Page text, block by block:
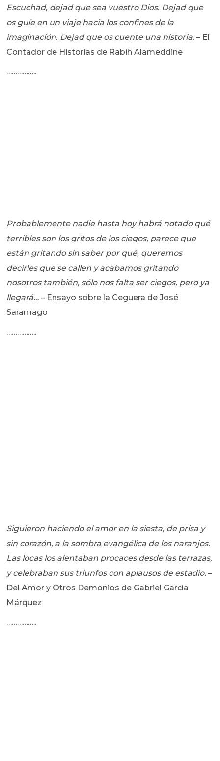
Escuchad, dejad que sea vuestro Dios. Dejad que
os guíe en un viaje hacia los confines de la
imaginación. Dejad que os cuente una historia. – El
Contador de Historias de Rabih Alameddine
……………..
Probablemente nadie hasta hoy habrá notado qué
terribles son los gritos de los ciegos, parece que
están gritando sin saber por qué, queremos
decirles que se callen y acabamos gritando
nosotros también, sólo nos falta ser ciegos, pero ya
llegará… – Ensayo sobre la Ceguera de José
Saramago
……………..
Siguieron haciendo el amor en la siesta, de prisa y
sin corazón, a la sombra evangélica de los naranjos.
Las locas los alentaban procaces desde las terrazas,
y celebraban sus triunfos con aplausos de estadio. –
Del Amor y Otros Demonios de Gabriel García
Márquez
……………..